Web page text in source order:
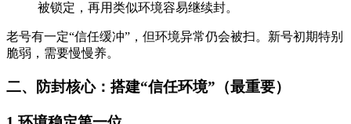
被锁定，再用类似环境容易继续封。
老号有一定“信任缓冲”，但环境异常仍会被扫。新号初期特别
脆弱，需要慢慢养。
二、防封核心：搭建“信任环境”（最重要）